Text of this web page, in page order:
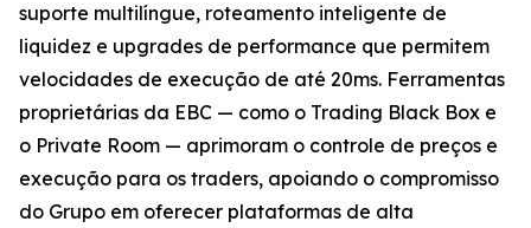
suporte multilíngue, roteamento inteligente de
liquidez e upgrades de performance que permitem
velocidades de execução de até 20ms. Ferramentas
proprietárias da EBC — como o Trading Black Box e
o Private Room — aprimoram o controle de preços e
execução para os traders, apoiando o compromisso
do Grupo em oferecer plataformas de alta